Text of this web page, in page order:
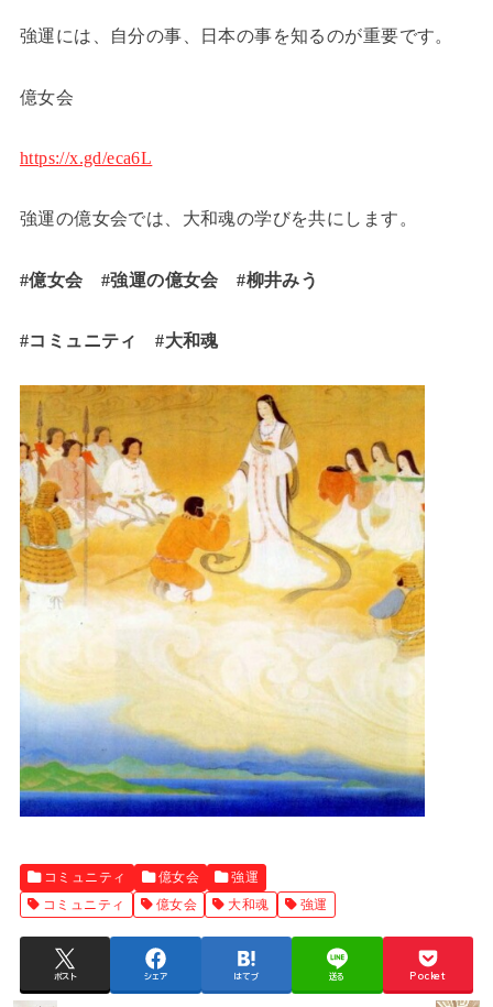
強運には、自分の事、日本の事を知るのが重要です。
億女会
https://x.gd/eca6L
強運の億女会では、大和魂の学びを共にします。
#億女会 #強運の億女会 #柳井みう
#コミュニティ #大和魂
コミュニティ 億女会
強運
コミュニティ
億女会 大和魂 強運
ポスト シェア はてブ 送る Pocket